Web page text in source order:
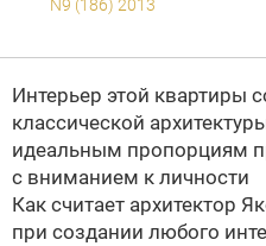
N9 (186) 2013
Интерьер этой квартиры
классической
идеальным пропорциям
с вниманием к личности
Как считает архитектор
при создании любого